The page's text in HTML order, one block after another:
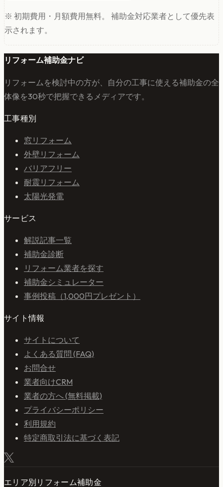
※ 初期費用・月額費用無料。 補助金対応業者として優先表
示されます。
リフォーム補助金ナビ
リフォームを検討中の方が、自分の工事に使える補助金の全
体像を30秒で把握できるメディアです。
工事種別
窓リフォーム
外壁リフォーム
バリアフリー
耐震リフォーム
太陽光発電
サービス
解説記事一覧
補助金診断
リフォーム業者を探す
補助金シミュレーター
事例投稿（1,000円プレゼント）
サイト情報
サイトについて
よくある質問 (FAQ)
お問合せ
業者向けCRM
業者の方へ (無料掲載)
プライバシーポリシー
利用規約
特定商取引法に基づく表記
エリア別リフォーム補助金